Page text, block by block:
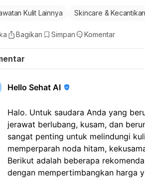
Kulit Lainnya Skincare &
Bagikan Simpan Komentar
Hello Sehat AI
Halo. Untuk saudara Anda yang
jerawat berlubang, kusam, dan
sangat penting untuk melindungi
memperparah noda hitam,
Berikut adalah beberapa
dengan mempertimbangkan harga